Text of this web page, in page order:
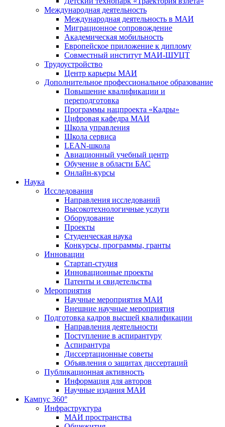
Международная деятельность
Международная деятельность в МАИ
Миграционное сопровождение
Академическая мобильность
Европейское приложение к диплому
Совместный институт МАИ-ШУЦТ
Трудоустройство
Центр карьеры МАИ
Дополнительное профессиональное образование
Повышение квалификации и
переподготовка
Программы нацпроекта «Кадры»
Цифровая кафедра МАИ
Школа управления
Школа сервиса
LEAN-школа
Авиационный учебный центр
Обучение в области БАС
Онлайн-курсы
Наука
Исследования
Направления исследований
Высокотехнологичные услуги
Оборудование
Проекты
Студенческая наука
Конкурсы, программы, гранты
Инновации
Стартап-студия
Инновационные проекты
Патенты и свидетельства
Мероприятия
Научные мероприятия МАИ
Внешние научные мероприятия
Подготовка кадров высшей квалификации
Направления деятельности
Поступление в аспирантуру
Аспирантура
Диссертационные советы
Объявления о защитах диссертаций
Публикационная активность
Информация для авторов
Научные издания МАИ
Кампус 360°
Инфраструктура
МАИ пространства